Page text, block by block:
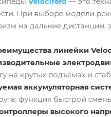
При выборе модели
на дальние дистанции,
линейки
на крутых подъёмах и
аккумуляторная
функция быстрой
высокого